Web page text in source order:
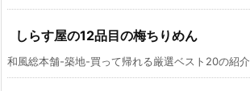
しらす屋の12品目の梅ちりめん
和風総本舗-築地-買って帰れる厳選ベスト20の紹介